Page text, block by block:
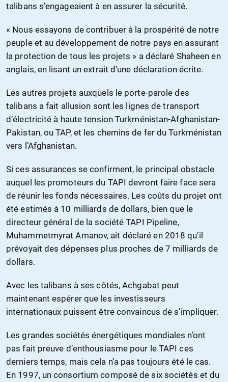
talibans s’engageaient à en assurer la sécurité.
« Nous essayons de contribuer à la prospérité de notre
peuple et au développement de notre pays en assurant
la protection de tous les projets » a déclaré Shaheen en
anglais, en lisant un extrait d’une déclaration écrite.
Les autres projets auxquels le porte-parole des
talibans a fait allusion sont les lignes de transport
d’électricité à haute tension Turkménistan-Afghanistan-
Pakistan, ou TAP, et les chemins de fer du Turkménistan
vers l’Afghanistan.
Si ces assurances se confirment, le principal obstacle
auquel les promoteurs du TAPI devront faire face sera
de réunir les fonds nécessaires. Les coûts du projet ont
été estimés à 10 milliards de dollars, bien que le
directeur général de la société TAPI Pipeline,
Muhammetmyrat Amanov, ait déclaré en 2018 qu’il
prévoyait des dépenses plus proches de 7 milliards de
dollars.
Avec les talibans à ses côtés, Achgabat peut
maintenant espérer que les investisseurs
internationaux puissent être convaincus de s’impliquer.
Les grandes sociétés énergétiques mondiales n’ont
pas fait preuve d’enthousiasme pour le TAPI ces
derniers temps, mais cela n’a pas toujours été le cas.
En 1997, un consortium composé de six sociétés et du